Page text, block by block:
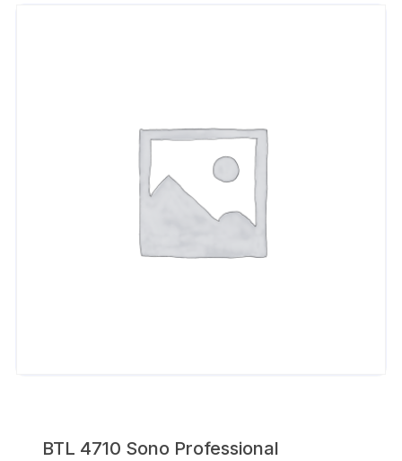
BTL 4710 Sono Professional